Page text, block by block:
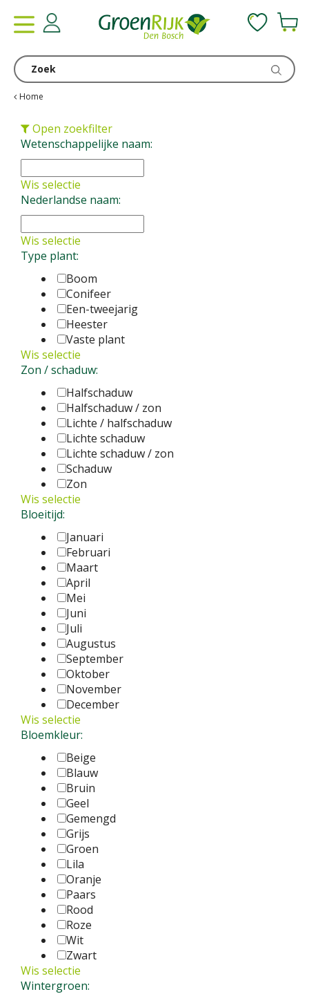
Home
Open zoekfilter
Wetenschappelijke naam:
Wis selectie
Nederlandse naam:
Wis selectie
Type plant:
Boom
Conifeer
Een-tweejarig
Heester
Vaste plant
Wis selectie
Zon / schaduw:
Halfschaduw
Halfschaduw / zon
Lichte / halfschaduw
Lichte schaduw
Lichte schaduw / zon
Schaduw
Zon
Wis selectie
Bloeitijd:
Januari
Februari
Maart
April
Mei
Juni
Juli
Augustus
September
Oktober
November
December
Wis selectie
Bloemkleur:
Beige
Blauw
Bruin
Geel
Gemengd
Grijs
Groen
Lila
Oranje
Paars
Rood
Roze
Wit
Zwart
Wis selectie
Wintergroen: